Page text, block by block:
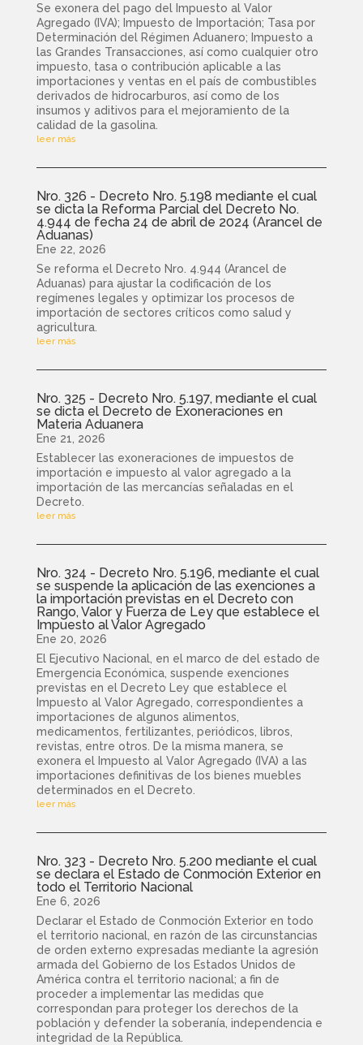
Se exonera del pago del Impuesto al Valor
Agregado (IVA); Impuesto de Importación; Tasa por
Determinación del Régimen Aduanero; Impuesto a
las Grandes Transacciones, así como cualquier otro
impuesto, tasa o contribución aplicable a las
importaciones y ventas en el país de combustibles
derivados de hidrocarburos, así como de los
insumos y aditivos para el mejoramiento de la
calidad de la gasolina.
leer más
Nro. 326 - Decreto Nro. 5.198 mediante el cual
se dicta la Reforma Parcial del Decreto No.
4.944 de fecha 24 de abril de 2024 (Arancel de
Aduanas)
Ene 22, 2026
Se reforma el Decreto Nro. 4.944 (Arancel de
Aduanas) para ajustar la codificación de los
regímenes legales y optimizar los procesos de
importación de sectores críticos como salud y
agricultura.
leer más
Nro. 325 - Decreto Nro. 5.197, mediante el cual
se dicta el Decreto de Exoneraciones en
Materia Aduanera
Ene 21, 2026
Establecer las exoneraciones de impuestos de
importación e impuesto al valor agregado a la
importación de las mercancías señaladas en el
Decreto.
leer más
Nro. 324 - Decreto Nro. 5.196, mediante el cual
se suspende la aplicación de las exenciones a
la importación previstas en el Decreto con
Rango, Valor y Fuerza de Ley que establece el
Impuesto al Valor Agregado
Ene 20, 2026
El Ejecutivo Nacional, en el marco de del estado de
Emergencia Económica, suspende exenciones
previstas en el Decreto Ley que establece el
Impuesto al Valor Agregado, correspondientes a
importaciones de algunos alimentos,
medicamentos, fertilizantes, periódicos, libros,
revistas, entre otros. De la misma manera, se
exonera el Impuesto al Valor Agregado (IVA) a las
importaciones definitivas de los bienes muebles
determinados en el Decreto.
leer más
Nro. 323 - Decreto Nro. 5.200 mediante el cual
se declara el Estado de Conmoción Exterior en
todo el Territorio Nacional
Ene 6, 2026
Declarar el Estado de Conmoción Exterior en todo
el territorio nacional, en razón de las circunstancias
de orden externo expresadas mediante la agresión
armada del Gobierno de los Estados Unidos de
América contra el territorio nacional; a fin de
proceder a implementar las medidas que
correspondan para proteger los derechos de la
población y defender la soberanía, independencia e
integridad de la República.